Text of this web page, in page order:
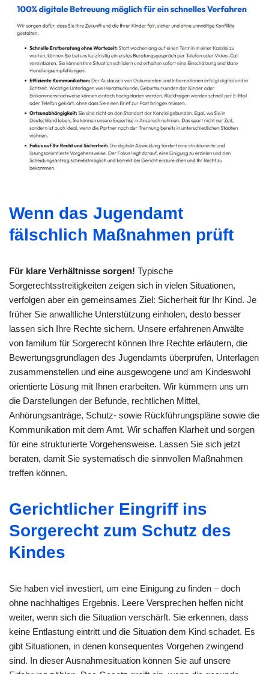
Wenn das Jugendamt
fälschlich Maßnahmen prüft
Für klare Verhältnisse sorgen! Typische
Sorgerechtsstreitigkeiten zeigen sich in vielen Situationen,
verfolgen aber ein gemeinsames Ziel: Sicherheit für Ihr Kind. Je
früher Sie anwaltliche Unterstützung einholen, desto besser
lassen sich Ihre Rechte sichern. Unsere erfahrenen Anwälte
von familum für Sorgerecht können Ihre Rechte erläutern, die
Bewertungsgrundlagen des Jugendamts überprüfen, Unterlagen
zusammenstellen und eine ausgewogene und am Kindeswohl
orientierte Lösung mit Ihnen erarbeiten. Wir kümmern uns um
die Darstellungen der Befunde, rechtlichen Mittel,
Anhörungsanträge, Schutz- sowie Rückführungspläne sowie die
Kommunikation mit dem Amt. Wir schaffen Klarheit und sorgen
für eine strukturierte Vorgehensweise. Lassen Sie sich jetzt
beraten, damit Sie systematisch die sinnvollen Maßnahmen
treffen können.
Gerichtlicher Eingriff ins
Sorgerecht zum Schutz des
Kindes
Sie haben viel investiert, um eine Einigung zu finden – doch
ohne nachhaltiges Ergebnis. Leere Versprechen helfen nicht
weiter, wenn sich die Situation verschärft. Sie erkennen, dass
keine Entlastung eintritt und die Situation dem Kind schadet. Es
gibt Situationen, in denen konsequentes Vorgehen zwingend
sind. In dieser Ausnahmesituation können Sie auf unsere